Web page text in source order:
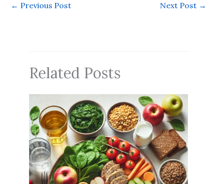
← Previous Post Next Post →
Related Posts